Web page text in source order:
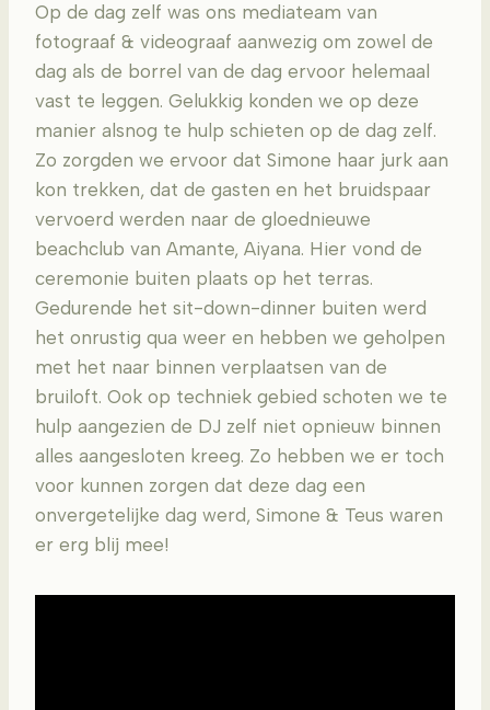
Op de dag zelf was ons mediateam van
fotograaf & videograaf aanwezig om zowel de
dag als de borrel van de dag ervoor helemaal
vast te leggen. Gelukkig konden we op deze
manier alsnog te hulp schieten op de dag zelf.
Zo zorgden we ervoor dat Simone haar jurk aan
kon trekken, dat de gasten en het bruidspaar
vervoerd werden naar de gloednieuwe
beachclub van Amante, Aiyana. Hier vond de
ceremonie buiten plaats op het terras.
Gedurende het sit-down-dinner buiten werd
het onrustig qua weer en hebben we geholpen
met het naar binnen verplaatsen van de
bruiloft. Ook op techniek gebied schoten we te
hulp aangezien de DJ zelf niet opnieuw binnen
alles aangesloten kreeg. Zo hebben we er toch
voor kunnen zorgen dat deze dag een
onvergetelijke dag werd, Simone & Teus waren
er erg blij mee!